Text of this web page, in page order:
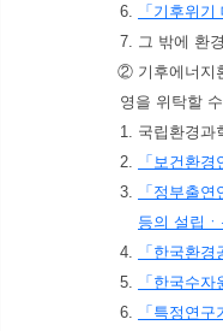
6.
「기후위
7. 그 밖에 환
② 기후에너지
영을 위탁할
1. 국립환경과
2.
「보건환
3.
「정부출
등의 설립
4.
「한국환
5.
「한국수
6.
「특정연